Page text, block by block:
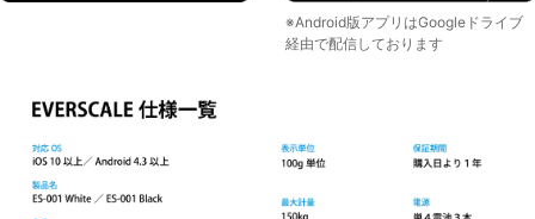
※Android版アプリはGoogleドライブ
経由で配信しております